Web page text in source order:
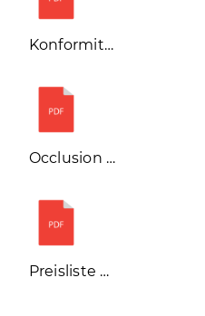
Konformitätserklärun
Occlusion Foils Inst
Preisliste Occlusivf